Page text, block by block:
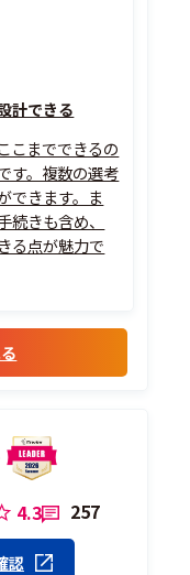
計できる
こまでできるの
す。複数の選考
できます。ま
きも含め、
る点が魅力で
4.3 257
認